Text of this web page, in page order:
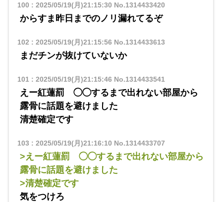
100 : 2025/05/19(月)21:15:30 No.1314433420
からすま昨日までのノリ漏れてるぞ
102 : 2025/05/19(月)21:15:56 No.1314433613
まだチンが抜けていないか
101 : 2025/05/19(月)21:15:46 No.1314433541
えー紅蓮罰 ◯◯するまで出れない部屋から
露骨に話題を避けました
清楚確定です
103 : 2025/05/19(月)21:16:10 No.1314433707
>えー紅蓮罰 ◯◯するまで出れない部屋から
露骨に話題を避けました
>清楚確定です
気をつけろ